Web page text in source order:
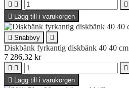
  
 Lägg till i varukorgen
 Snabbvy 
Diskbänk fyrkantig diskbänk 40 40
7 286,32 kr
  
 Lägg till i varukorgen